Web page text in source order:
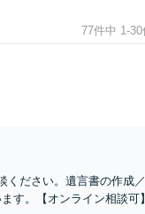
77件中 1-
ください。遺言書の作成／
す。【オンライン相談可】